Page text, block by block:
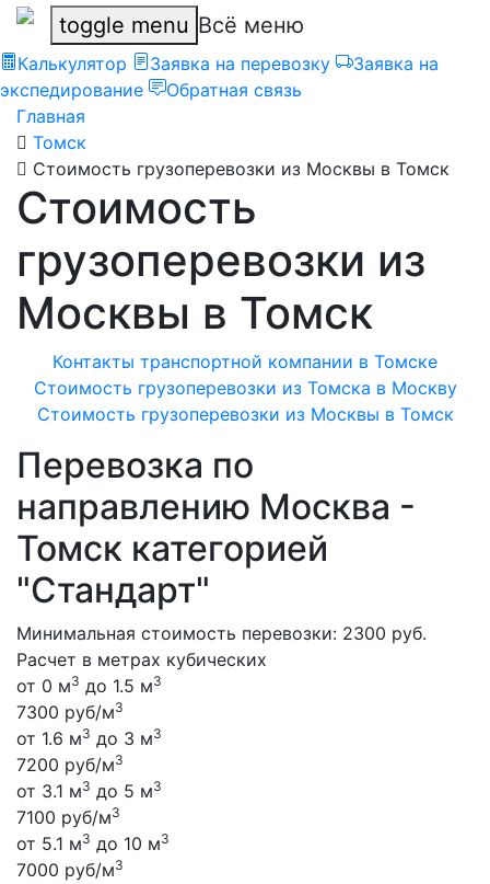
toggle menu Всё меню
Калькулятор Заявка на перевозку
Заявка на
экспедирование
Обратная связь
Главная
Томск
Стоимость грузоперевозки из Москвы в Томск
Стоимость
грузоперевозки из
Москвы в Томск
Контакты транспортной компании в Томске
Стоимость грузоперевозки из Томска в Москву
Стоимость грузоперевозки из Москвы в Томск
Перевозка по
направлению Москва -
Томск категорией
"Стандарт"
Минимальная стоимость перевозки: 2300 руб.
Расчет в метрах кубических
от 0 м3 до 1.5 м3
7300 руб/м3
от 1.6 м3 до 3 м3
7200 руб/м3
от 3.1 м3 до 5 м3
7100 руб/м3
от 5.1 м3 до 10 м3
7000 руб/м3